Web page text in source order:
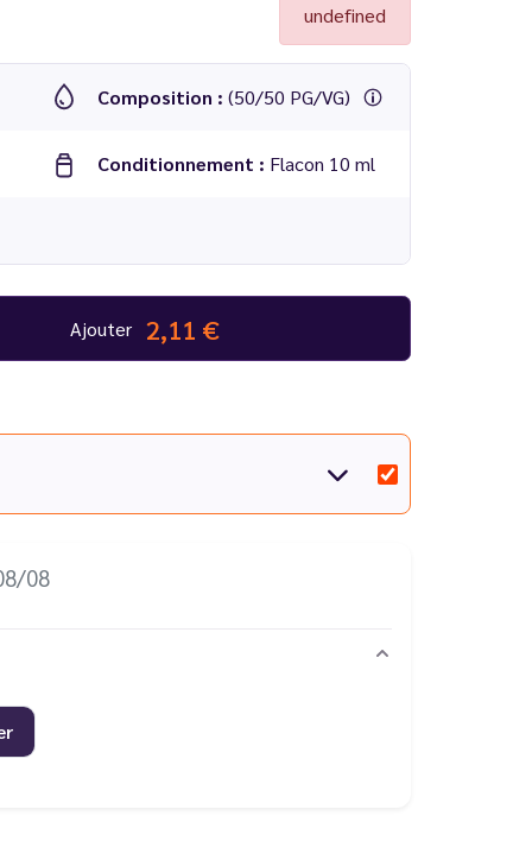
undefined
Composition : (50/50 PG/VG)
Conditionnement : Flacon 10 ml
Ajouter 2,11 €
08